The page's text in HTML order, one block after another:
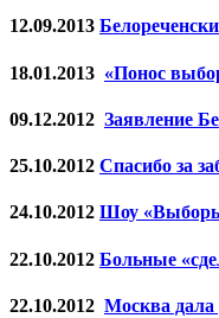
12.09.2013
18.01.2013 «Понос
09.12.2012 Заявление
25.10.2012 Спасибо за
24.10.2012 Шоу
22.10.2012 Больные
22.10.2012 Москва дала